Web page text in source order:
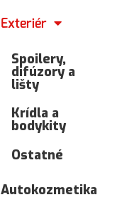
Exteriér
Spoilery,
difúzory a
lišty
Krídla a
bodykity
Ostatné
Autokozmetika